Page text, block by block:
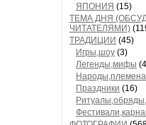
ЯПОНИЯ (15)
ТЕМА ДНЯ
ЧИТАТЕЛЯМИ)
ТРАДИЦИИ (45)
Игры,шоу (3)
Легенды,мифы
Народы,племена
Праздники (16)